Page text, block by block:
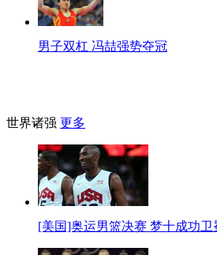
男子双杠 冯喆强势夺冠
世界诸强 更多
[美国]奥运男篮决赛 梦十成功卫